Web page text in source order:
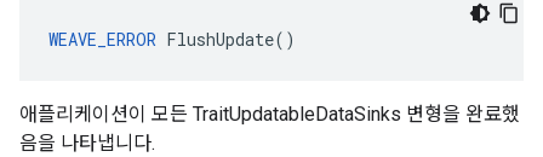
WEAVE_ERROR FlushUpdate()
애플리케이션이 모든 TraitUpdatableDataSinks 변형을 완료했
음을 나타냅니다.